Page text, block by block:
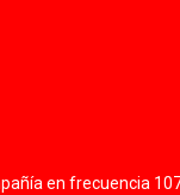
en frecuencia